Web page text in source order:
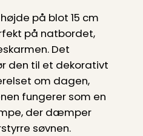
på blot 15 cm
på natbordet,
Det
den til et dekorativt
om dagen,
fungerer som en
der dæmper
søvnen.